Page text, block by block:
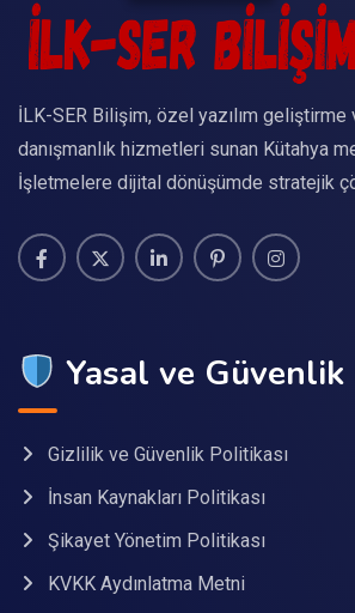
İLK-SER Bilişim, özel yazılım
danışmanlık hizmetleri sunan Kütahya
İşletmelere dijital dönüşümde stratejik
Yasal ve
Gizlilik ve Güvenlik Politikası
İnsan Kaynakları Politikası
Şikayet Yönetim Politikası
KVKK Aydınlatma Metni